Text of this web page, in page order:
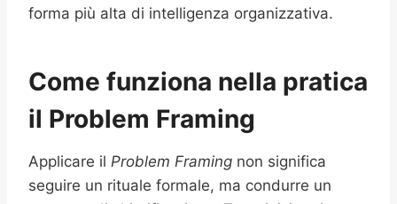
forma più alta di intelligenza organizzativa.
Come funziona nella pratica
il Problem Framing
Applicare il Problem Framing non significa
seguire un rituale formale, ma condurre un